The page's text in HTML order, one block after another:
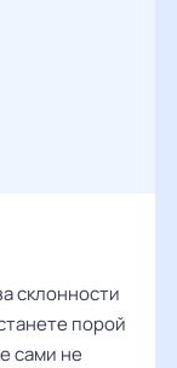
склонности
порой
сами не